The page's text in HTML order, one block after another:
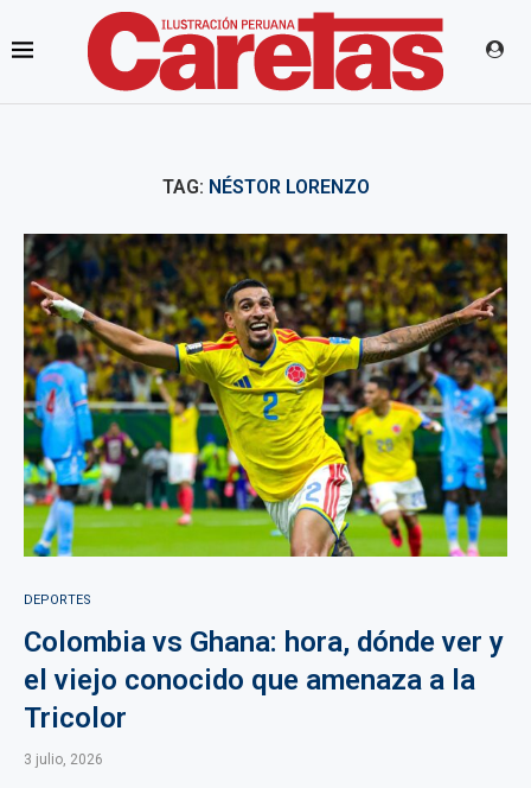
TAG: NÉSTOR LORENZO
DEPORTES
Colombia vs Ghana: hora, dónde ver y
el viejo conocido que amenaza a la
Tricolor
3 julio, 2026